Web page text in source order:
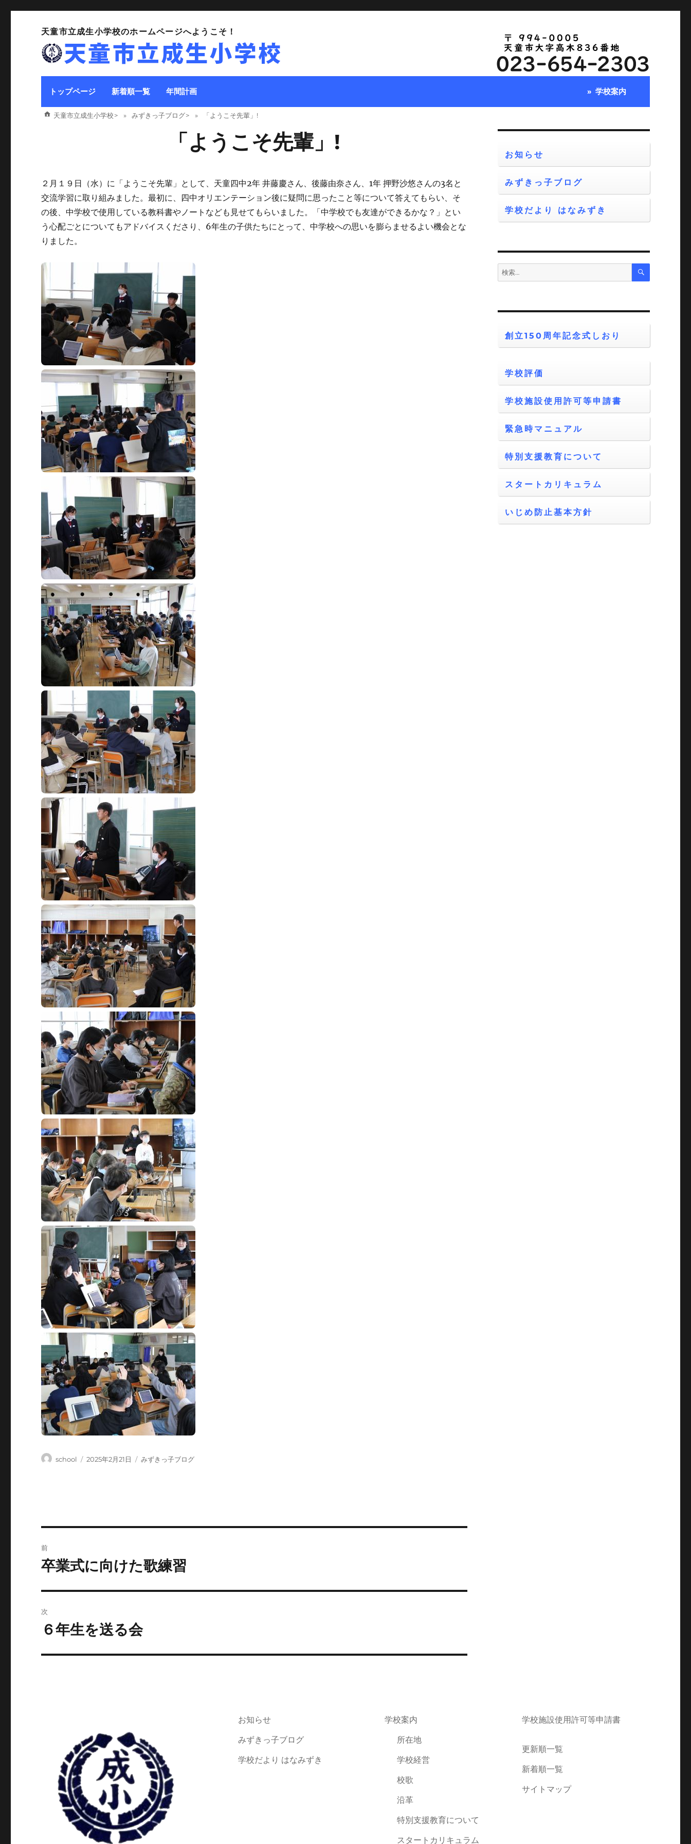
天童市立成生小学校のホームページへようこそ！
トップページ 新着順一覧 年間計画 学校案内
天童市立成生小学校 > みずきっ子ブログ> 「ようこそ先輩」!
「ようこそ先輩」!
２月１９日（水）に「ようこそ先輩」として、天童四中2年 井藤慶さん、後藤由奈さん、1年 押野沙悠さんの3名と
交流学習に取り組みました。最初に、四中オリエンテーション後に疑問に思ったこと等について答えてもらい、そ
の後、中学校で使用している教科書やノートなども見せてもらいました。「中学校でも友達ができるかな？」とい
う心配ごとについてもアドバイスくださり、6年生の子供たちにとって、中学校への思いを膨らませるよい機会とな
りました。
投
school
投
2025年2月21日
カ
みずきっ子ブログ
稿
ゲ
前
前
投
稿:
卒業式に向けた歌練習
次
次
投
６年生を送る会
お知らせ
みずきっ子ブログ
学校だより はなみずき
検
索:
検
創立150周年記念式しおり
学校評価
学校施設使用許可等申請書
緊急時マニュアル
特別支援教育について
スタートカリキュラム
いじめ防止基本方針
お知らせ
みずきっ子ブログ
学校だより はなみずき
学校案内
所在地
学校経営
校歌
沿革
特別支援教育について
スタートカリキュラム
学校施設使用許可等申請書
更新順一覧
新着順一覧
サイトマップ